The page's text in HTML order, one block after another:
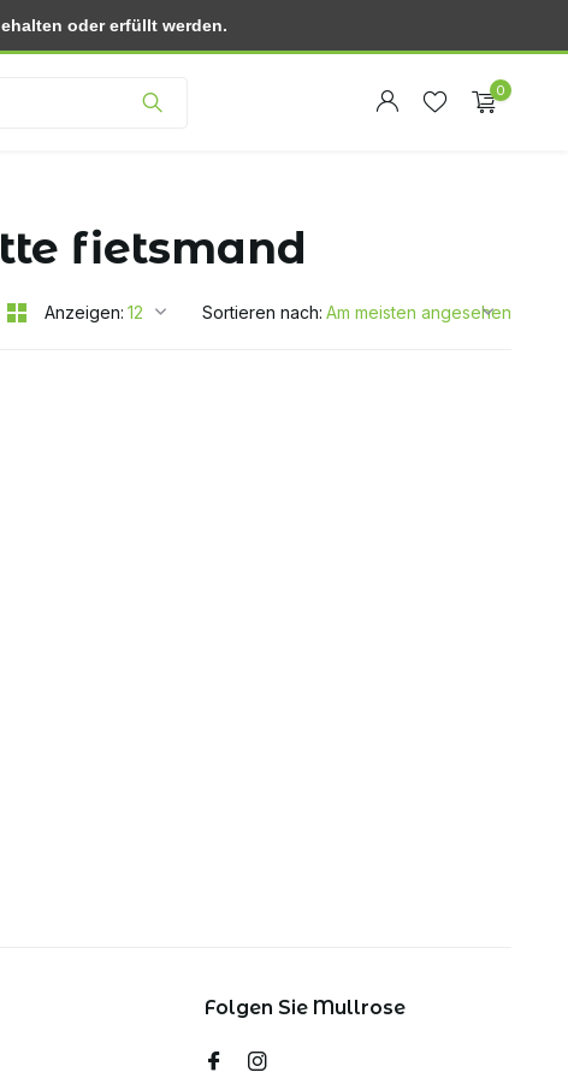
0
fietsmand
Anzeigen: Sortieren nach:
Folgen Sie Mullrose
oder erfüllt werden.